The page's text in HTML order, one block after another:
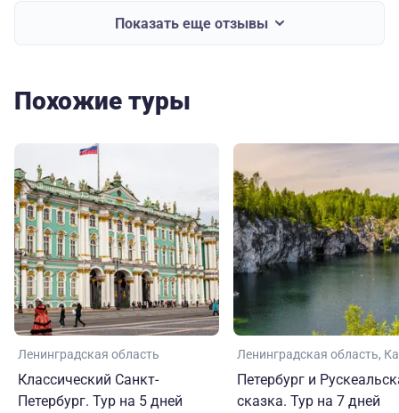
Показать еще отзывы
Похожие туры
Ленинградская область
Классический Санкт-
Петербург. Тур на 5 дней
Ленинградская область
Петербург и
сказка. Тур на 7 дней